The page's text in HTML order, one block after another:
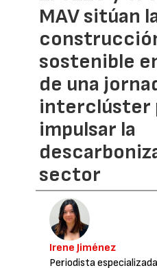
MAV sitúan
sostenible
de una
interclúster
impulsar la
sector
Irene Jiménez
Periodista